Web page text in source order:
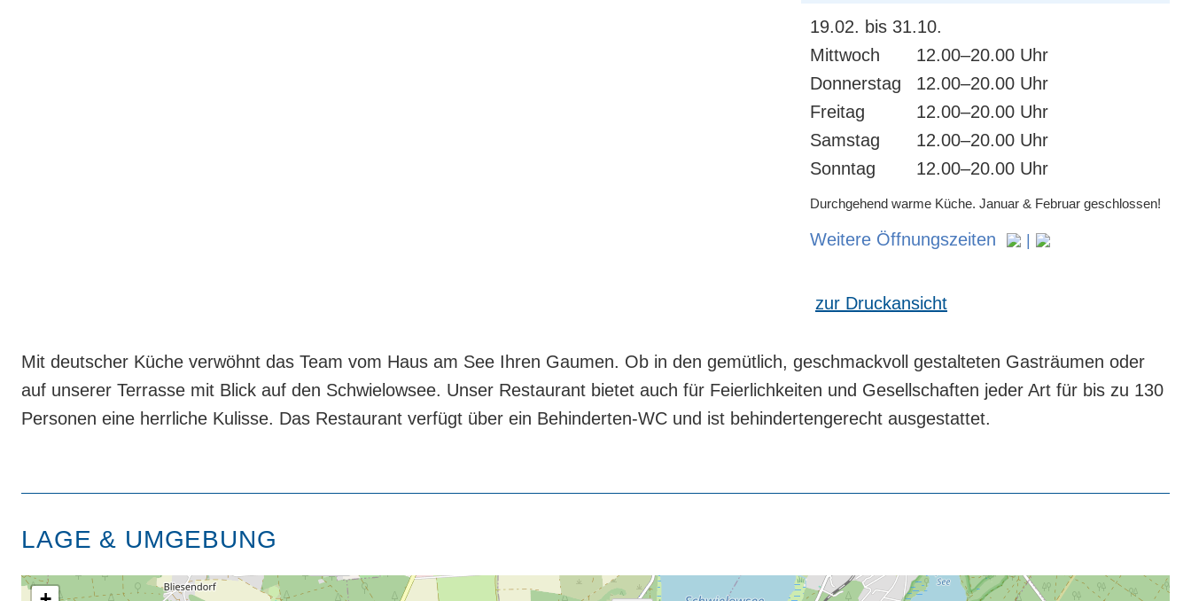
19.02. bis 31.10.
Mittwoch
12.00–20.00 Uhr
Donnerstag
12.00–20.00 Uhr
Freitag
12.00–20.00 Uhr
Samstag
12.00–20.00 Uhr
Sonntag
12.00–20.00 Uhr
Durchgehend warme Küche. Januar & Februar geschlossen!
Weitere Öffnungszeiten |
zur Druckansicht
Mit deutscher Küche verwöhnt das Team vom Haus am See Ihren Gaumen. Ob in den gemütlich, geschmackvoll gestalteten Gasträumen oder
auf unserer Terrasse mit Blick auf den Schwielowsee. Unser Restaurant bietet auch für Feierlichkeiten und Gesellschaften jeder Art für bis zu 130
Personen eine herrliche Kulisse. Das Restaurant verfügt über ein Behinderten-WC und ist behindertengerecht ausgestattet.
LAGE & UMGEBUNG